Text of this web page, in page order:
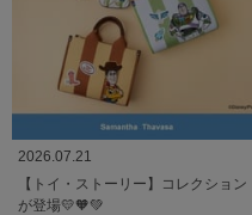
2026.07.21
【トイ・ストーリー】コレクション
が登場💛🧡💚